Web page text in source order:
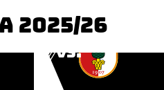
2025/26